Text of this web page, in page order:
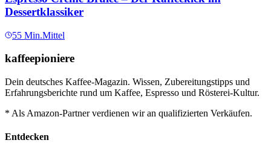
Dessertklassiker
55 Min.Mittel
kaffeepioniere
Dein deutsches Kaffee-Magazin. Wissen, Zubereitungstipps und
Erfahrungsberichte rund um Kaffee, Espresso und Rösterei-Kultur.
* Als Amazon-Partner verdienen wir an qualifizierten Verkäufen.
Entdecken